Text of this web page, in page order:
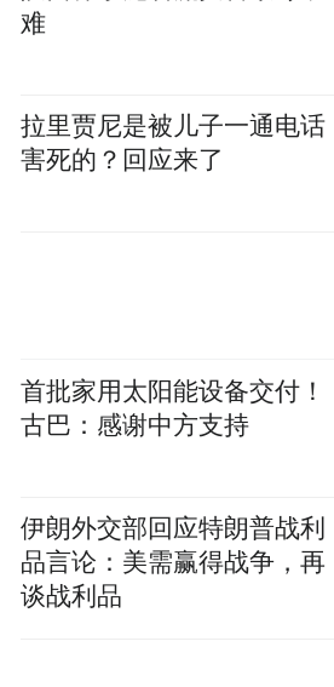
难
拉里贾尼是被儿子一通电话
害死的？回应来了
首批家用太阳能设备交付！
古巴：感谢中方支持
伊朗外交部回应特朗普战利
品言论：美需赢得战争，再
谈战利品